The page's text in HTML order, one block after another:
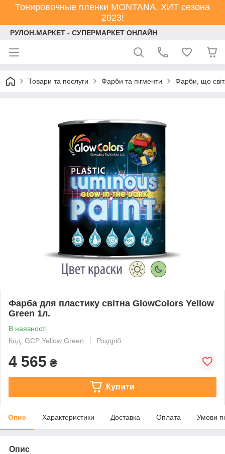
Тонировочные пленки MONTANA, ХИТ сезона
2023!
РУЛОН.МАРКЕТ - СУПЕРМАРКЕТ ОНЛАЙН
Товари та послуги Фарби та пігменти Фарби, що
Фарба для пластику світна GlowColors Yellow
Green 1л.
В наявності
Код: GCP Yellow Green
Роздріб
4 565 ₴
Купити
Опис Характеристики Доставка Оплата Умови
Опис